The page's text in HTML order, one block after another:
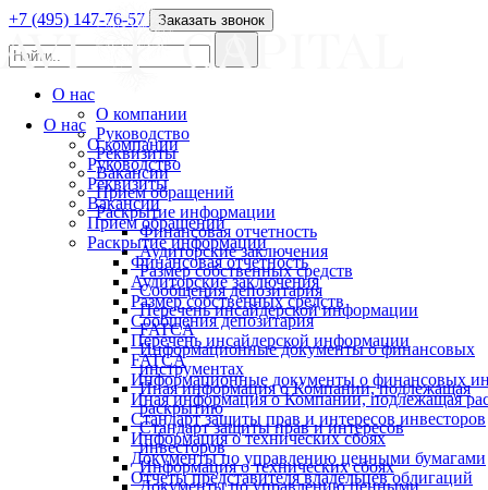
О нас
О компании
Руководство
Реквизиты
Вакансии
Прием обращений
Раскрытие информации
Финансовая отчетность
Аудиторские заключения
Размер собственных средств
Сообщения депозитария
Перечень инсайдерской информации
FATCA
Информационные документы о финансовых
Иная информация о Компании, подлежащая
Стандарт защиты прав и интересов инвесторов
Информация о технических сбоях
Документы по управлению ценными бумагами
Отчеты представителя владельцев облигаций
+7 (495) 147-76-57 Заказать звонок
О нас
О компании
Руководство
Реквизиты
Вакансии
Прием обращений
Раскрытие информации
Финансовая отчетность
Аудиторские заключения
Размер собственных средств
Сообщения депозитария
Перечень инсайдерской информации
FATCA
Информационные документы о финансовых
инструментах
Иная информация о Компании, подлежащая
раскрытию
Стандарт защиты прав и интересов
инвесторов
Информация о технических сбоях
Документы по управлению ценными